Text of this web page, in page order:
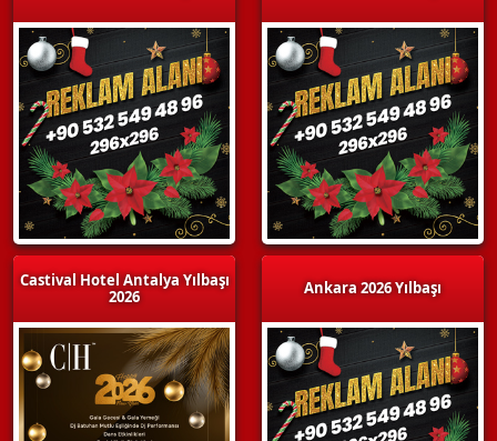
Castival Hotel Antalya Yılbaşı
2026
Ankara 2026 Yılbaşı